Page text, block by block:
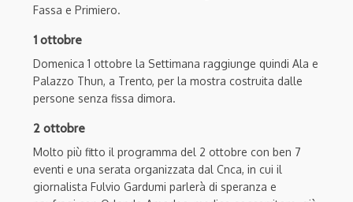
Fassa e Primiero.
1 ottobre
Domenica 1 ottobre la Settimana raggiunge quindi Ala e
Palazzo Thun, a Trento, per la mostra costruita dalle
persone senza fissa dimora.
2 ottobre
Molto più fitto il programma del 2 ottobre con ben 7
eventi e una serata organizzata dal Cnca, in cui il
giornalista Fulvio Gardumi parlerà di speranza e